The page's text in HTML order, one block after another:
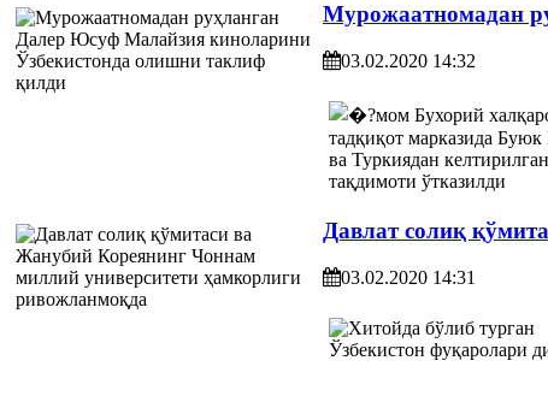
Мурожаатномадан
03.02.2020 14:32
Давлат солиқ
03.02.2020 14:31